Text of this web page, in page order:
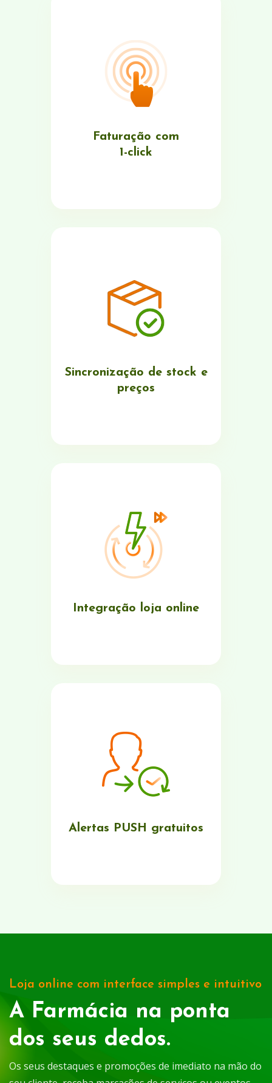
Faturação com
1-click
Sincronização de stock e
preços
Integração loja online
Alertas PUSH gratuitos
Loja online com interface simples e intuitivo
A Farmácia na ponta
dos seus dedos.
Os seus destaques e promoções de imediato na mão do